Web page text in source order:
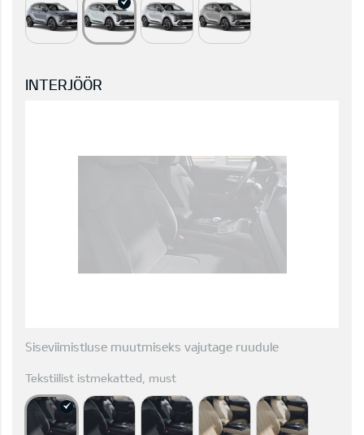
INTERJÖÖR
Siseviimistluse muutmiseks vajutage ruudule
Tekstiilist istmekatted, must